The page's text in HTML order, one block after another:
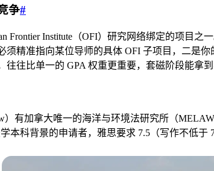
争#
Frontier Institute（OFI）研究网络绑定的项目
须精准指向某位导师的具体 OFI 子项目，二是
往比单一的 GPA 权重更重要，套磁阶段能拿
）有加拿大唯一的海洋与环境法研究所（
本科背景的申请者，雅思要求 7.5（写作不低于